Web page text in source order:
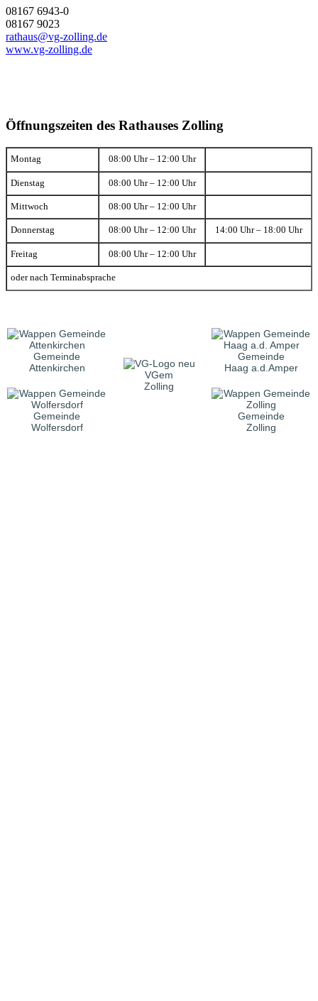
08167 6943-0
08167 9023
rathaus@vg-zolling.de
www.vg-zolling.de
Öffnungszeiten des Rathauses Zolling
Montag 08:00 Uhr – 12:00 Uhr
Dienstag 08:00 Uhr – 12:00 Uhr
Mittwoch 08:00 Uhr – 12:00 Uhr
Donnerstag 08:00 Uhr – 12:00 Uhr 14:00 Uhr – 18:00 Uhr
Freitag 08:00 Uhr – 12:00 Uhr
oder nach Terminabsprache
Gemeinde
Attenkirchen
VGem
Zolling
Gemeinde
Haag a.d.Amper
Gemeinde
Wolfersdorf
Gemeinde
Zolling